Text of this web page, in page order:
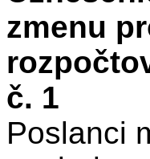
zmenu
č. 1
Poslanci